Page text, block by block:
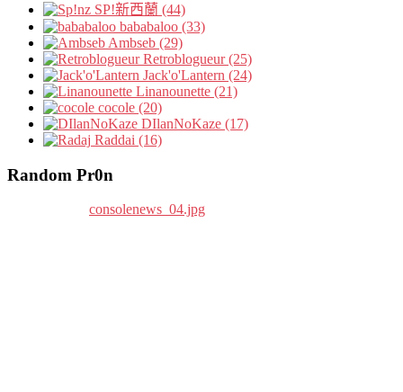
SP!新西蘭 (44)
bababaloo (33)
Ambseb (29)
Retroblogueur (25)
Jack'o'Lantern (24)
Linanounette (21)
cocole (20)
DIlanNoKaze (17)
Raddai (16)
Random Pr0n